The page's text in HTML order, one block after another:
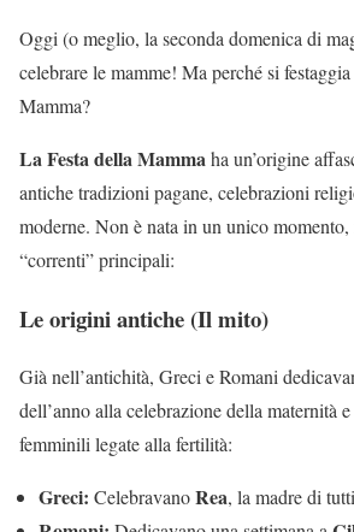
Oggi (o meglio, la seconda domenica di
celebrare le mamme! Ma perché si
Mamma?
La Festa della Mammaha un’origine
antiche tradizioni pagane, celebrazioni
moderne. Non è nata in un unico
“correnti” principali:
Le origini antiche (Il mito)
Già nell’antichità, Greci e Romani
dell’anno alla celebrazione della maternità
femminili legate alla fertilità:
Greci: CelebravanoRea, la madre di